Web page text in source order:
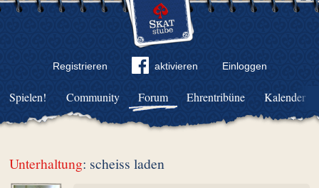
Registrieren aktivieren Einloggen
Community Forum Ehrentribüne Kalender
Spielen!
Unterhaltung: scheiss laden